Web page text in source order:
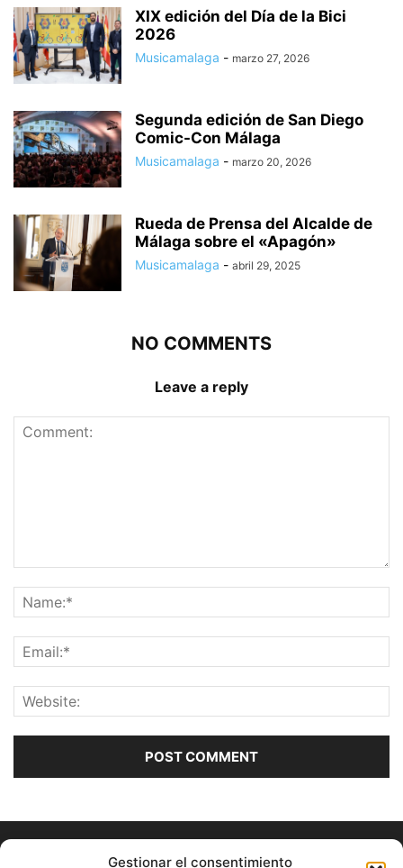
Gestionar el consentimiento
XIX edición del Día de la Bici
2026
Musicamalaga - marzo 27, 2026
Segunda edición de San Diego
Comic-Con Málaga
Musicamalaga - marzo 20, 2026
Rueda de Prensa del Alcalde de
Málaga sobre el «Apagón»
Musicamalaga - abril 29, 2025
NO COMMENTS
Leave a reply